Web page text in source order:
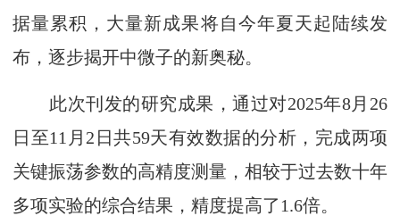
据量累积，大量新成果将自今年夏天起陆续发
布，逐步揭开中微子的新奥秘。
此次刊发的研究成果，通过对2025年8月26
日至11月2日共59天有效数据的分析，完成两项
关键振荡参数的高精度测量，相较于过去数十年
多项实验的综合结果，精度提高了1.6倍。